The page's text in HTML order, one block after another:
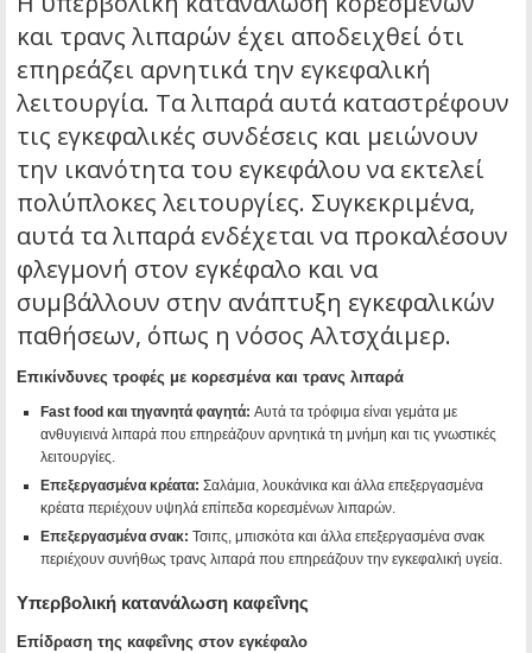
και τρανς λιπαρών έχει αποδειχθεί ότι
επηρεάζει αρνητικά την εγκεφαλική
λειτουργία. Τα λιπαρά αυτά καταστρέφουν
τις εγκεφαλικές συνδέσεις και μειώνουν
την ικανότητα του εγκεφάλου να εκτελεί
πολύπλοκες λειτουργίες. Συγκεκριμένα,
αυτά τα λιπαρά ενδέχεται να προκαλέσουν
φλεγμονή στον εγκέφαλο και να
συμβάλλουν στην ανάπτυξη εγκεφαλικών
παθήσεων, όπως η νόσος Αλτσχάιμερ.
Επικίνδυνες τροφές με κορεσμένα και τρανς λιπαρά
Fast food και τηγανητά φαγητά: Αυτά τα τρόφιμα είναι γεμάτα με
ανθυγιεινά λιπαρά που επηρεάζουν αρνητικά τη μνήμη και τις γνωστικές
λειτουργίες.
Επεξεργασμένα κρέατα: Σαλάμια, λουκάνικα και άλλα επεξεργασμένα
κρέατα περιέχουν υψηλά επίπεδα κορεσμένων λιπαρών.
Επεξεργασμένα σνακ: Τσιπς, μπισκότα και άλλα επεξεργασμένα σνακ
περιέχουν συνήθως τρανς λιπαρά που επηρεάζουν την εγκεφαλική υγεία.
Υπερβολική κατανάλωση καφεΐνης
Επίδραση της καφεΐνης στον εγκέφαλο